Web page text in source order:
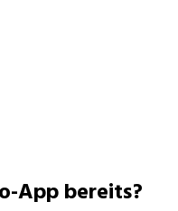
App bereits?